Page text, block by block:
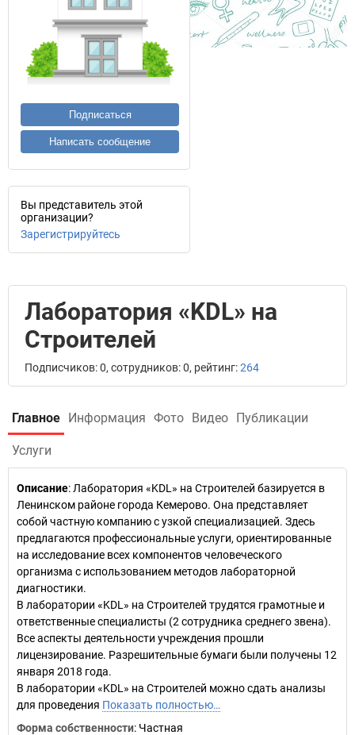
Подписаться
Написать сообщение
Вы представитель этой
организации?
Зарегистрируйтесь
Лаборатория «KDL» на
Строителей
Подписчиков: 0, сотрудников: 0, рейтинг:264
Главное Информация Фото Видео Публикации
Услуги
Описание: Лаборатория «KDL» на Строителей базируется в
Ленинском районе города Кемерово. Она представляет
собой частную компанию с узкой специализацией. Здесь
предлагаются профессиональные услуги, ориентированные
на исследование всех компонентов человеческого
организма с использованием методов лабораторной
диагностики.
В лаборатории «KDL» на Строителей трудятся грамотные и
ответственные специалисты (2 сотрудника среднего звена).
Все аспекты деятельности учреждения прошли
лицензирование. Разрешительные бумаги были получены 12
января 2018 года.
В лаборатории «KDL» на Строителей можно сдать анализы
для проведения Показать полностью…
Форма собственности: Частная